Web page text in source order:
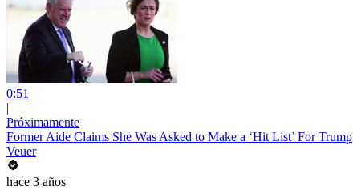
0:51
|
Próximamente
Former Aide Claims She Was Asked to Make a ‘Hit List’ For Trump
Veuer
hace 3 años